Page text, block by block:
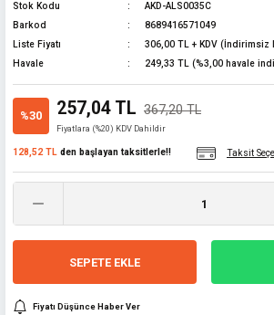
Stok Kodu
AKD-ALS0035C
Barkod
8689416571049
Liste Fiyatı
306,00 TL + KDV (İndirimsiz
Havale
249,33 TL (%3,00 havale
%30 257,04 TL 367,20 TL
Fiyatlara (%20) KDV Dahildir
128,52 TL den başlayan taksitlerle!! Taksit
SEPETE EKLE
Fiyatı Düşünce Haber Ver